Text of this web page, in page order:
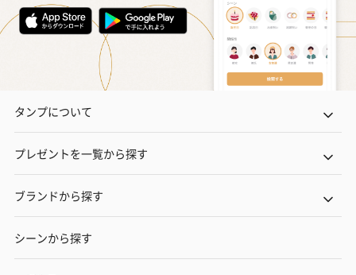
タンプについて
プレゼントを一覧から探す
ブランドから探す
シーンから探す